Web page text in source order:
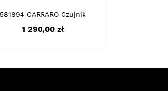
581894 CARRARO Czujnik
Cena
1 290,00 zł